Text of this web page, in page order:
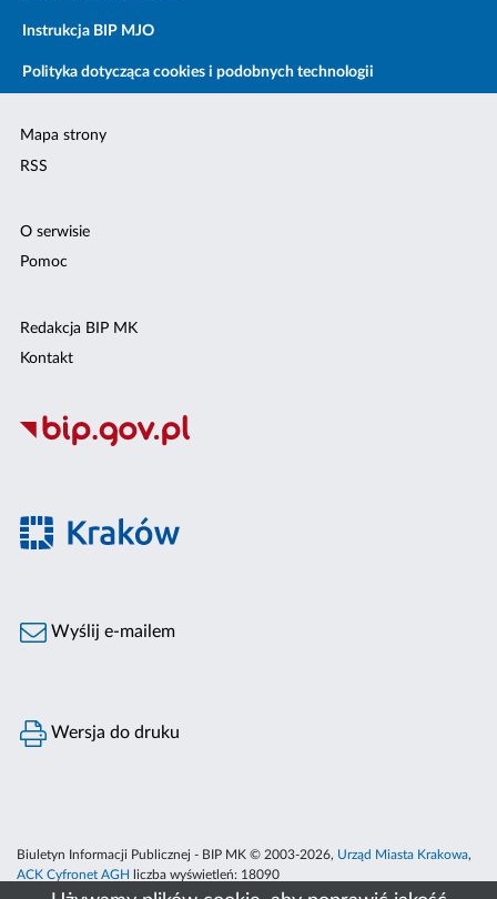
Instrukcja BIP MJO
Polityka dotycząca cookies i podobnych technologii
Mapa strony
RSS
O serwisie
Pomoc
Redakcja BIP MK
Kontakt
Wyślij e-mailem
Wersja do druku
Biuletyn Informacji Publicznej - BIP MK © 2003-2026, Urząd Miasta Krakowa,
ACK Cyfronet AGH
liczba wyświetleń: 18090